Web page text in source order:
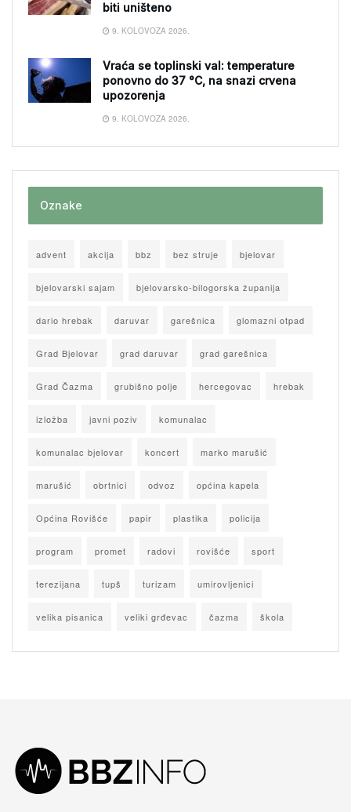
biti uništeno
9. KOLOVOZA 2026.
Vraća se toplinski val: temperature
ponovno do 37 °C, na snazi crvena
upozorenja
9. KOLOVOZA 2026.
Oznake
advent akcija bbz bez struje bjelovar
bjelovarski sajam bjelovarsko-bilogorska županija
dario hrebak daruvar garešnica glomazni otpad
Grad Bjelovar grad daruvar grad garešnica
Grad Čazma grubišno polje hercegovac hrebak
izložba javni poziv komunalac
komunalac bjelovar koncert marko marušić
marušić obrtnici odvoz općina kapela
Općina Rovišće papir plastika policija
program promet radovi rovišće sport
terezijana tupš turizam umirovljenici
velika pisanica veliki grđevac čazma škola